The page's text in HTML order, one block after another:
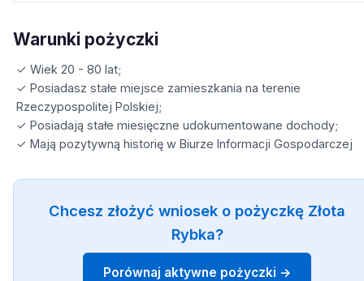
Warunki pożyczki
✓ Wiek 20 - 80 lat;
✓ Posiadasz stałe miejsce zamieszkania na terenie
Rzeczypospolitej Polskiej;
✓ Posiadają stałe miesięczne udokumentowane dochody;
✓ Mają pozytywną historię w Biurze Informacji Gospodarczej
Chcesz złożyć wniosek o pożyczkę Złota
Rybka?
Porównaj aktywne pożyczki →